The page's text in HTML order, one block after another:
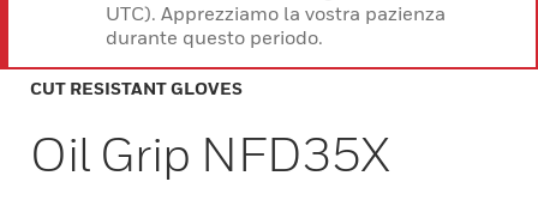
UTC). Apprezziamo la vostra pazienza
durante questo periodo.
CUT RESISTANT GLOVES
Oil Grip NFD35X